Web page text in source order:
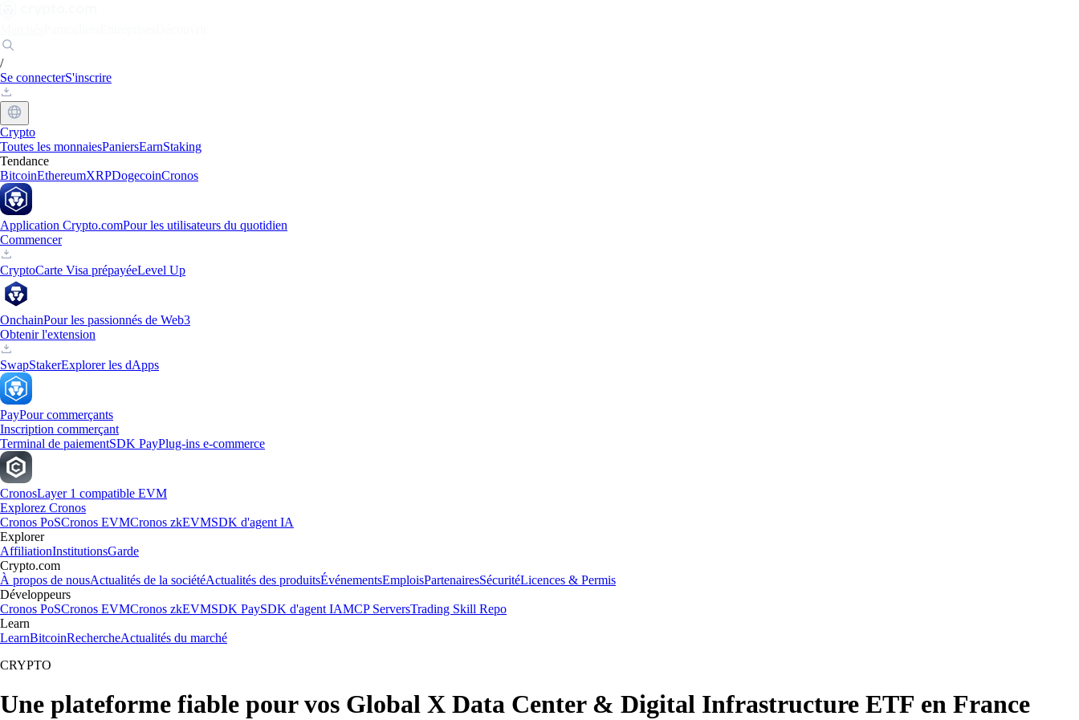
/
Se connecterS'inscrire
Crypto
Toutes les monnaiesPaniersEarnStaking
Tendance
BitcoinEthereumXRPDogecoinCronos
Application Crypto.comPour les utilisateurs du quotidien
Commencer
CryptoCarte Visa prépayéeLevel Up
OnchainPour les passionnés de Web3
Obtenir l'extension
SwapStakerExplorer les dApps
PayPour commerçants
Inscription commerçant
Terminal de paiementSDK PayPlug-ins e-commerce
CronosLayer 1 compatible EVM
Explorez Cronos
Cronos PoSCronos EVMCronos zkEVMSDK d'agent IA
Explorer
AffiliationInstitutionsGarde
Crypto.com
À propos de nousActualités de la sociétéActualités des produitsÉvénementsEmploisPartenairesSécuritéLicences & Permis
Développeurs
Cronos PoSCronos EVMCronos zkEVMSDK PaySDK d'agent IAMCP ServersTrading Skill Repo
Learn
LearnBitcoinRechercheActualités du marché
CRYPTO
Une plateforme fiable pour vos Global X Data Center & Digital Infrastructure ETF en France